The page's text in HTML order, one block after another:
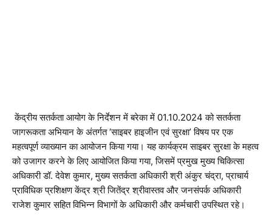
केंद्रीय सतर्कता आयोग के निर्देशन में बरेका में 01.10.2024 को सतर्कता
जागरूकता अभियान के अंतर्गत ‘साइबर हाइजीन एवं सुरक्षा’ विषय पर एक
महत्वपूर्ण व्याख्यान का आयोजन किया गया। यह कार्यक्रम साइबर सुरक्षा के महत्व
को उजागर करने के लिए आयोजित किया गया, जिसमें प्रमुख मुख्य चिकित्सा
अधिकारी डॉ. देवेश कुमार, मुख्य सतर्कता अधिकारी श्री अंकुर चंद्रा, प्राचार्य
प्राविधिक प्रशिक्षण केंद्र श्री जितेंद्र श्रीवास्तव और जनसंपर्क अधिकारी
राजेश कुमार सहित विभिन्न विभागों के अधिकारी और कर्मचारी उपस्थित रहे।